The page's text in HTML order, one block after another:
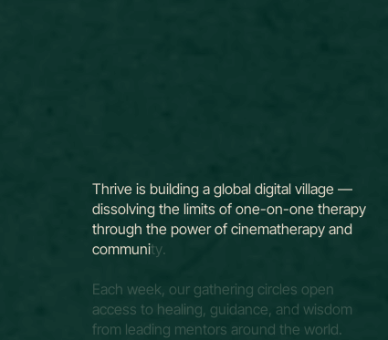
Thrive is building a global digital village —
dissolving the limits of one-on-one therapy
through the power of cinematherapy and
community.
Each week, our gathering circles open
access to healing guidance and wisdom
from leading mentors around the world.